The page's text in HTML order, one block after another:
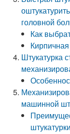
головной
Как
Штукатурка
машинной
штукатурки